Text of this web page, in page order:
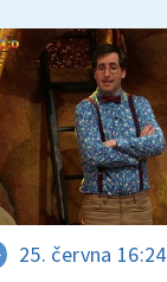
25. června 16:24